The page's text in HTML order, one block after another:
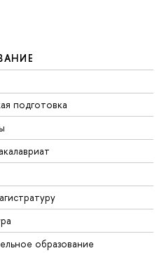
подготовка
образование